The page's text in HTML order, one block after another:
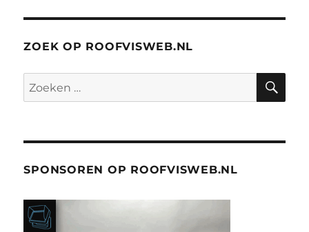
ZOEK OP ROOFVISWEB.NL
Zoeken
naar:
SPONSOREN OP ROOFVISWEB.NL